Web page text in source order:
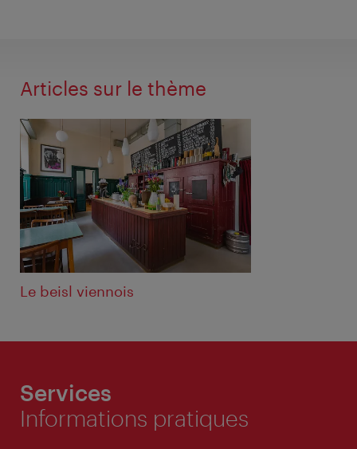
Articles sur le thème
Le beisl viennois
Services
Informations pratiques